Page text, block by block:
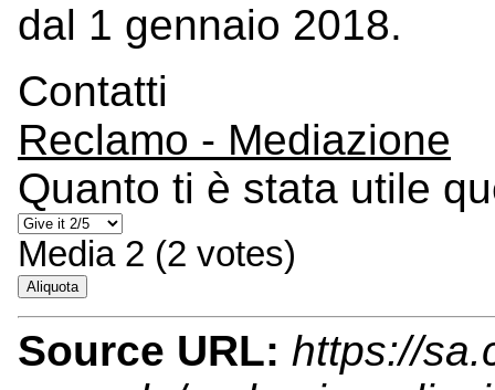
dal 1 gennaio 2018.
Contatti
Reclamo - Mediazione
Quanto ti è stata utile
Media 2 (2 votes)
Aliquota
Source URL: https://